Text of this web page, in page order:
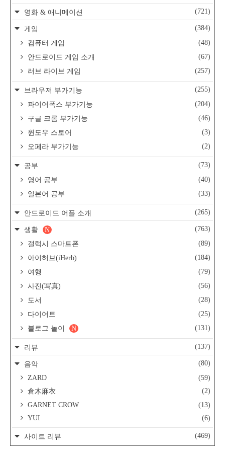
영화 & 애니메이션 (721)
게임
(384)
컴퓨터 게임
(48)
안드로이드 게임 소개
(67)
러브 라이브 게임
(257)
브라우저 부가기능
(255)
파이어폭스 부가기능
(204)
구글 크롬 부가기능
(46)
윈도우 스토어
(3)
오페라 부가기능
(2)
공부
(73)
영어 공부
(40)
일본어 공부
(33)
안드로이드 어플 소개 (265)
생활 (763)
N
갤럭시 스마트폰
(89)
아이허브(iHerb)
(184)
여행
(79)
사진(写真)
(56)
도서
(28)
다이어트
(25)
블로그 놀이
(131)
N
리뷰 (137)
음악
(80)
ZARD
(59)
倉木麻衣
(2)
GARNET CROW
(13)
YUI
(6)
사이트 리뷰 (469)